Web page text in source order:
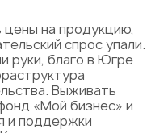
цены на продукцию,
спрос упали.
руки, благо в Югре
Выживать
«Мой бизнес» и
и поддержки